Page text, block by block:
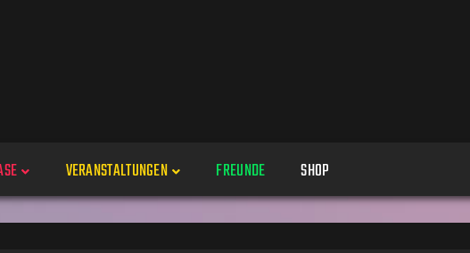
VERANSTALTUNGEN
Veranstaltungen
FREUNDE SHOP